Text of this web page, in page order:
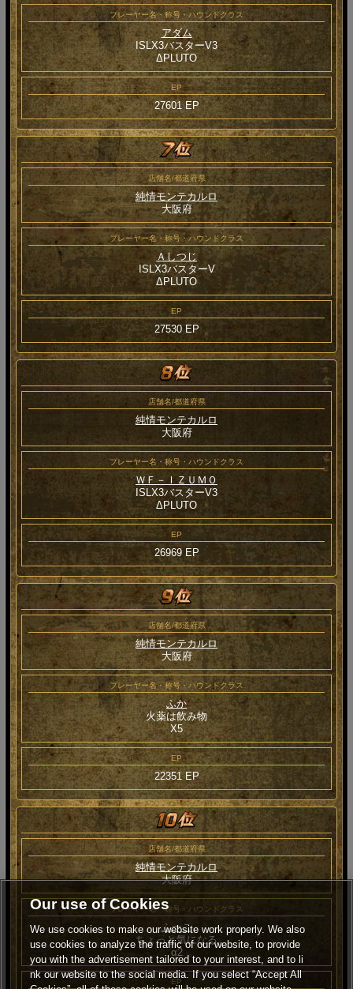
プレーヤー名・称号・ハウンドクラス
アダム
ISLX3バスターV3
ΔPLUTO
EP
27601 EP
店舗名/都道府県
純情モンテカルロ
大阪府
プレーヤー名・称号・ハウンドクラス
Ａしつじ
ISLX3バスターV
ΔPLUTO
EP
27530 EP
店舗名/都道府県
純情モンテカルロ
大阪府
プレーヤー名・称号・ハウンドクラス
ＷＦ－ＩＺＵＭＯ
ISLX3バスターV3
ΔPLUTO
EP
26969 EP
店舗名/都道府県
純情モンテカルロ
大阪府
プレーヤー名・称号・ハウンドクラス
ふか
火薬は飲み物
Χ5
EP
22351 EP
店舗名/都道府県
純情モンテカルロ
大阪府
プレーヤー名・称号・ハウンドクラス
ふーこ
ちょっと気になる
α2
EP
Our use of Cookies
We use cookies to make our website work properly. We also
use cookies to analyze the traffic of our website, to provide
you with the advertisement tailored to your interest, and to li
nk our website to the social media. If you select “Accept All